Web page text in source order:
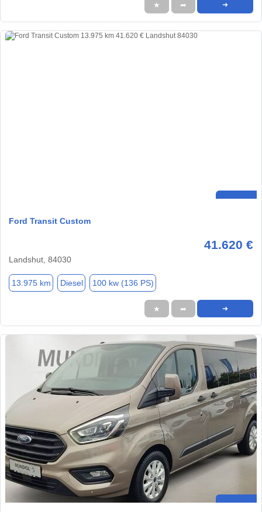
★ ➦ ➜
Ford Transit Custom
41.620 €
Landshut, 84030
13.975 km Diesel 100 kw (136 PS)
★ ➦ ➜